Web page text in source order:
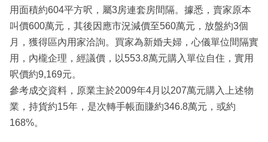
用面積約604平方呎，屬3房連套房間隔。據悉，賣家原本
叫價600萬元，其後因應市況減價至560萬元，放盤約3個
月，獲得區內用家洽詢。買家為新婚夫婦，心儀單位間隔實
用，內櫳企理，經議價，以553.8萬元購入單位自住，實用
呎價約9,169元。
參考成交資料，原業主於2009年4月以207萬元購入上述物
業，持貨約15年，是次轉手帳面賺約346.8萬元，或約
168%。